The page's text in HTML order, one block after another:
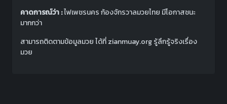
คาดการณ์ว่า :ไฟเพชรนคร ก้องจักรวาลมวยไทย มีโอกาสชนะ
มากกว่า
สามารถติดตามข้อมูลมวย ได้ที่ zianmuay.org รู้ลึกรู้จริงเรื่อง
มวย